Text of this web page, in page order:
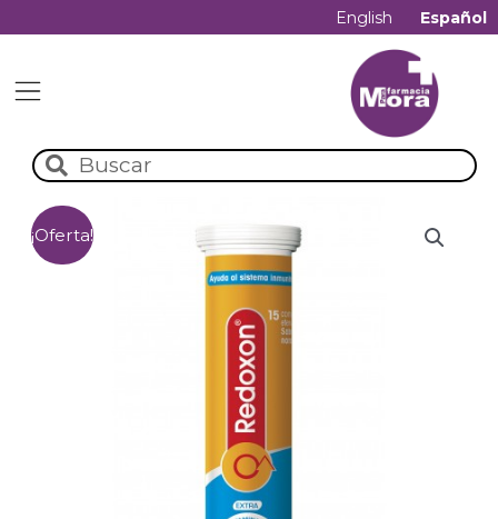
English Español
¡Oferta!